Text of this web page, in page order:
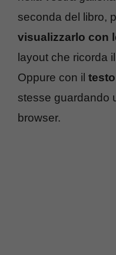
seconda del libro,
visualizzarlo con
layout che ricorda
Oppure con il
stesse guardando
browser.